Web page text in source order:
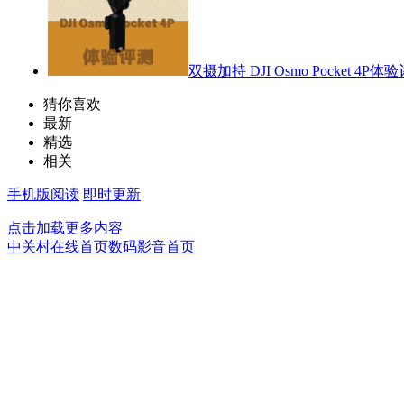
双摄加持 DJI Osmo Pocket 4P体验
猜你喜欢
最新
精选
相关
手机版阅读 即时更新
点击加载更多内容
中关村在线首页数码影音首页